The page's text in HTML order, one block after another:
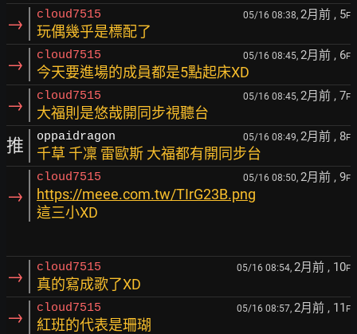
→ cloud7515 05/16 08:38, 2月前 , 5F
玩偶幾乎是標配了
→ cloud7515 05/16 08:45, 2月前 , 6F
今天要進場的成員都是5點起床XD
→ cloud7515 05/16 08:45, 2月前 , 7F
大福則是悠哉開同步視聽台
推 oppaidragon 05/16 08:49, 2月前 , 8F
千草 千凜 雷歐斯 大福都有開同步台
→
cloud7515 05/16 08:50, 2月前 , 9F
https://meee.com.tw/TIrG23B.png
這三小XD
→ cloud7515 05/16 08:54, 2月前 , 10F
真的寫成歌了XD
→ cloud7515 05/16 08:57, 2月前 , 11 F
紅班的代表是珊瑚